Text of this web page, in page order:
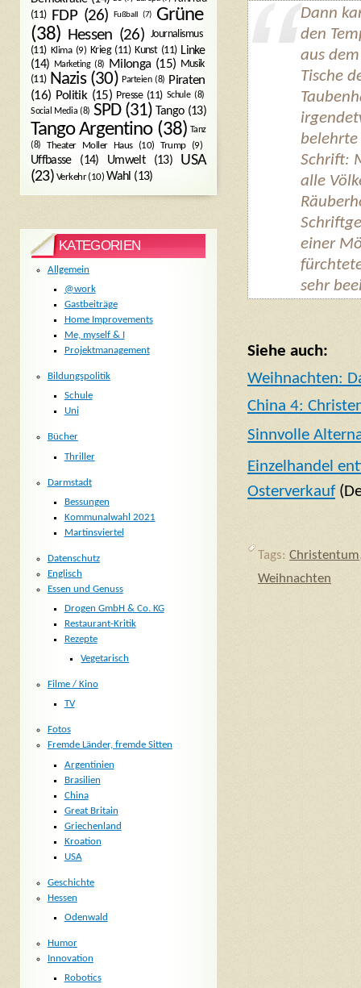
Dann
den
aus
Tische
Schrift:
alle
einer
sehr
Siehe auch:
Weihnachten:
China 4:
Sinnvolle
Einzelhandel
Osterverkauf
Tags: Christentum
Weihnachten
(11)
FDP(26) Fußball (7)
Grüne
(38) Hessen (26) Journalismus
(11) Klima(9) Krieg(11) Kunst(11) Linke
(14) Marketing(8) Milonga(15) Musik
(11) Nazis(30) Parteien(8) Piraten
(16) Politik(15) Presse(11) Schule(8)
Social Media (8) SPD(31) Tango(13)
Tango Argentino(38) Tanz
(8)
Theater Moller Haus(10) Trump(9)
Uffbasse(14) Umwelt(13)
USA
(23) Verkehr(10) Wahl (13)
KATEGORIEN
Allgemein
@work
Gastbeiträge
Home Improvements
Me, myself & I
Projektmanagement
Bildungspolitik
Schule
Uni
Bücher
Thriller
Darmstadt
Bessungen
Kommunalwahl 2021
Martinsviertel
Datenschutz
Englisch
Essen und Genuss
Drogen GmbH & Co. KG
Restaurant-Kritik
Rezepte
Vegetarisch
Filme / Kino
TV
Fotos
Fremde Länder, fremde Sitten
Argentinien
Brasilien
China
Great Britain
Griechenland
Kroation
USA
Geschichte
Hessen
Odenwald
Humor
Innovation
Robotics